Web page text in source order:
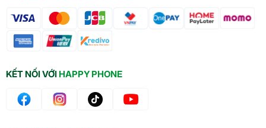
KẾT NỐI VỚIHAPPY PHONE